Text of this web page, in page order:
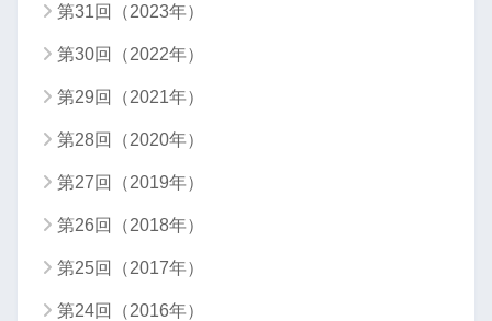
第31回（2023年）
第30回（2022年）
第29回（2021年）
第28回（2020年）
第27回（2019年）
第26回（2018年）
第25回（2017年）
第24回（2016年）